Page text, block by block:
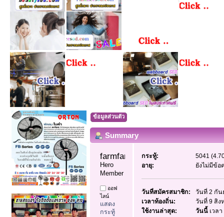
ข้อมูลส่วนตัว
Summary
Hero
Member
ออฟ
ไลน์
แสดง
กระทู้
กระทู้:
5041
อายุ:
ยังไม่มีข้อ
วันที่สมัครสมาชิก:
วันที่ 2 กัน
เวลาท้องถิ่น:
วันที่ 9 สิง
ใช้งานล่าสุด:
วันนี้เวลา